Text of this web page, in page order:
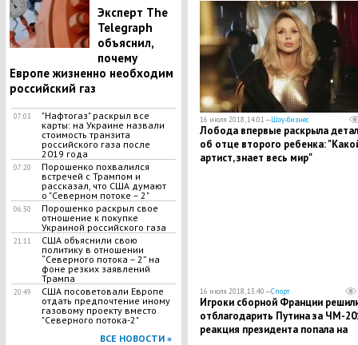
Эксперт The
Telegraph
объяснил,
почему
Европе жизненно необходим
российский газ
07:03
"Нафтогаз" раскрыл все
карты: на Украине назвали
стоимость транзита
российского газа после
2019 года
07:20
Порошенко похвалился
встречей с Трампом и
рассказал, что США думают
о "Северном потоке – 2"
06:30
Порошенко раскрыл свое
отношение к покупке
Украиной российского газа
21:11
США объяснили свою
политику в отношении
“Северного потока – 2” на
фоне резких заявлений
Трампа
20:49
США посоветовали Европе
отдать предпочтение иному
газовому проекту вместо
"Северного потока-2"
ВСЕ НОВОСТИ »
16 июля 2018, 14:01 —Шоу-бизнес
Лобода впервые раскрыла
об отце второго ребенка:
артист, знает весь мир"
16 июля 2018, 13:40 —Спорт
Игроки сборной Франции
отблагодарить Путина за ЧМ-
реакция президента попала на